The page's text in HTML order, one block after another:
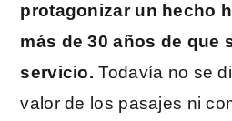
protagonizar un hecho
más de 30 años de que
servicio.Todavía no se
valor de los pasajes ni